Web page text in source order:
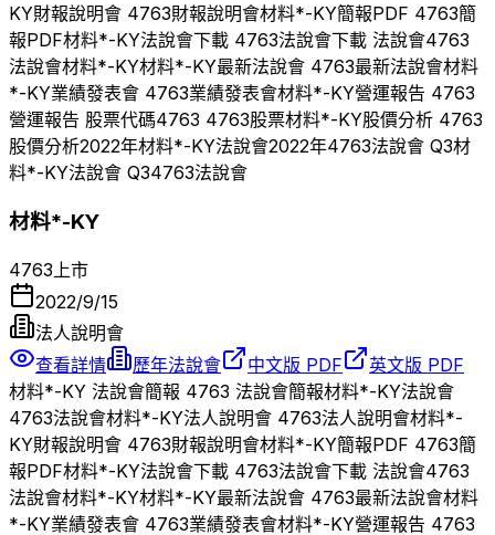
KY財報說明會 4763財報說明會材料*-KY簡報PDF 4763簡
報PDF材料*-KY法說會下載 4763法說會下載 法說會4763
法說會材料*-KY材料*-KY最新法說會 4763最新法說會材料
*-KY業績發表會 4763業績發表會材料*-KY營運報告 4763
營運報告 股票代碼4763 4763股票材料*-KY股價分析 4763
股價分析2022年材料*-KY法說會2022年4763法說會 Q3材
料*-KY法說會 Q34763法說會
材料*-KY
4763上市
2022/9/15
法人說明會
查看詳情
歷年法說會 中文版 PDF
英文版 PDF
材料*-KY 法說會簡報 4763 法說會簡報材料*-KY法說會
4763法說會材料*-KY法人說明會 4763法人說明會材料*-
KY財報說明會 4763財報說明會材料*-KY簡報PDF 4763簡
報PDF材料*-KY法說會下載 4763法說會下載 法說會4763
法說會材料*-KY材料*-KY最新法說會 4763最新法說會材料
*-KY業績發表會 4763業績發表會材料*-KY營運報告 4763